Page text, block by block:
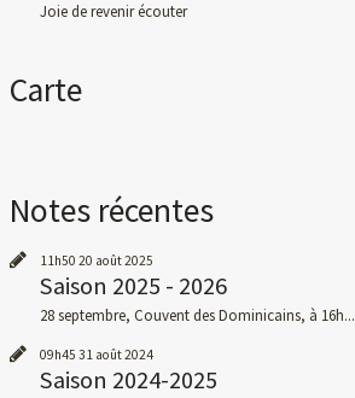
Joie de revenir écouter
Carte
Notes récentes
11h50 20 août 2025
Saison 2025 - 2026
28 septembre, Couvent des Dominicains, à 16h...
09h45 31 août 2024
Saison 2024-2025